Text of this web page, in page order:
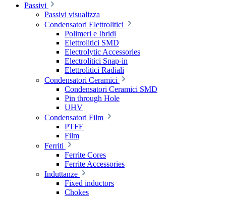
Passivi
Passivi visualizza
Condensatori Elettrolitici
Polimeri e Ibridi
Elettrolitici SMD
Electrolytic Accessories
Electrolitici Snap-in
Elettrolitici Radiali
Condensatori Ceramici
Condensatori Ceramici SMD
Pin through Hole
UHV
Condensatori Film
PTFE
Film
Ferriti
Ferrite Cores
Ferrite Accessories
Induttanze
Fixed inductors
Chokes